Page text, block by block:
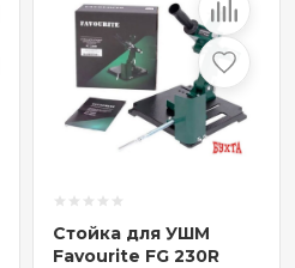
Стойка для УШМ
Favourite FG 230R